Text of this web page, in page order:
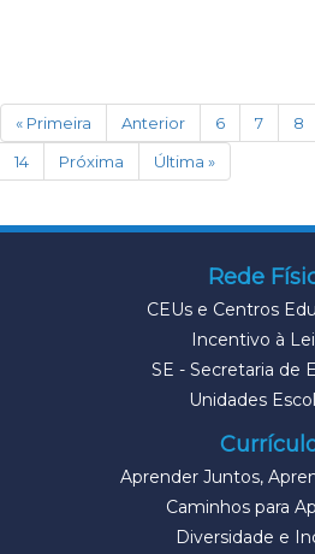
« Primeira Anterior 6 7 8
14
Próxima Última »
Rede
CEUs e Centros
Incentivo à
SE - Secretaria de
Unidades
Aprender Juntos,
Caminhos para
Diversidade e